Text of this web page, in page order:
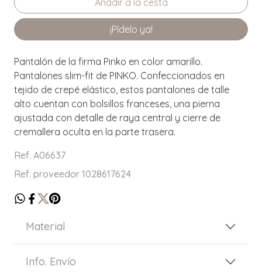
¡Pídelo ya!
Pantalón de la firma Pinko en color amarillo.
Pantalones slim-fit de PINKO. Confeccionados en
tejido de crepé elástico, estos pantalones de talle
alto cuentan con bolsillos franceses, una pierna
ajustada con detalle de raya central y cierre de
cremallera oculta en la parte trasera.
Ref. A06637
Ref. proveedor 1028617624
Material
Info. Envío